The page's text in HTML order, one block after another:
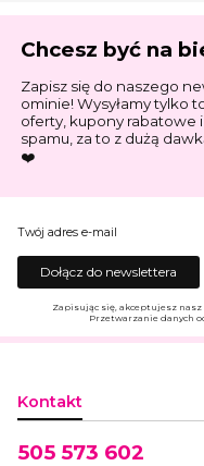
Chcesz być na
Zapisz się do naszego
ominie! Wysyłamy tylko
oferty, kupony rabatowe
spamu, za to z dużą
❤️
Twój adres e-mail
Dołącz do newslettera
Zapisując się, akceptujesz
Przetwarzanie danych
Kontakt
505 573 602